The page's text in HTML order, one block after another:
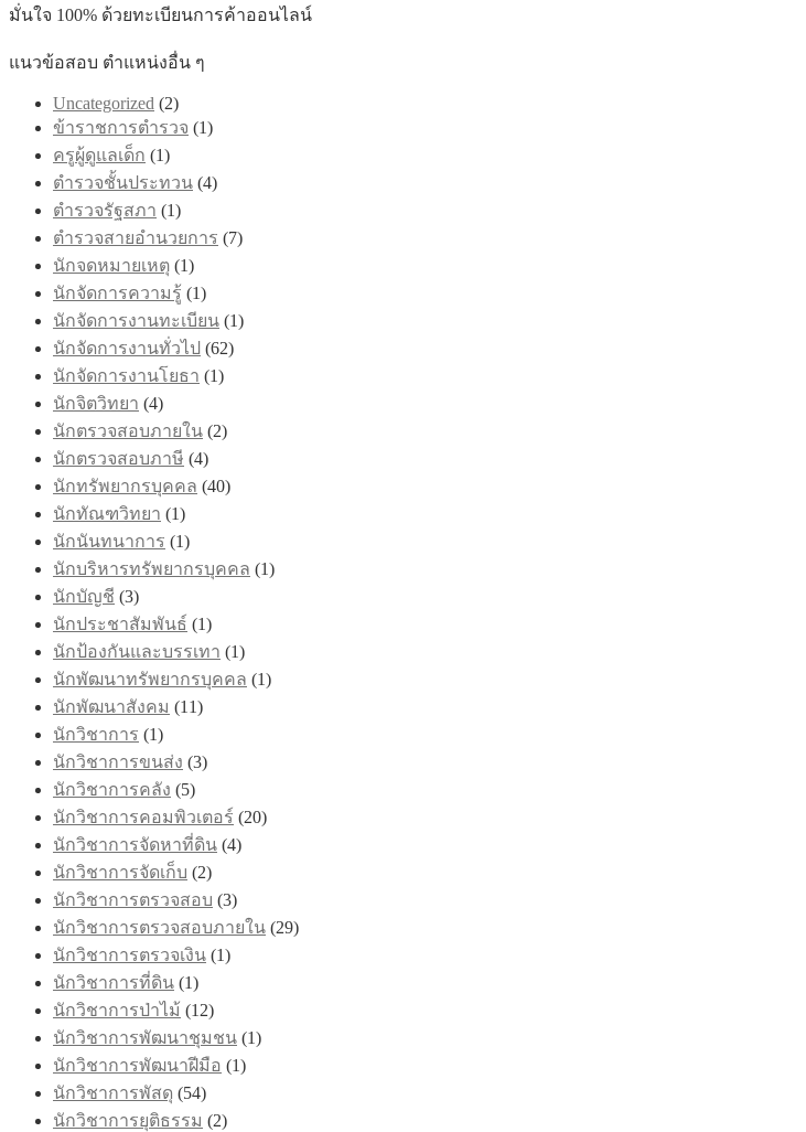
latest
มั่นใจ 100% ด้วยทะเบียนการค้าออนไลน์
แนวข้อสอบ ตำแหน่งอื่น ๆ
Uncategorized (2)
ข้าราชการตำรวจ (1)
ครูผู้ดูแลเด็ก (1)
ตำรวจชั้นประทวน (4)
ตำรวจรัฐสภา (1)
ตำรวจสายอำนวยการ (7)
นักจดหมายเหตุ (1)
นักจัดการความรู้ (1)
นักจัดการงานทะเบียน (1)
นักจัดการงานทั่วไป (62)
นักจัดการงานโยธา (1)
นักจิตวิทยา (4)
นักตรวจสอบภายใน (2)
นักตรวจสอบภาษี (4)
นักทรัพยากรบุคคล (40)
นักทัณฑวิทยา (1)
นักนันทนาการ (1)
นักบริหารทรัพยากรบุคคล (1)
นักบัญชี (3)
นักประชาสัมพันธ์ (1)
นักป้องกันและบรรเทา (1)
นักพัฒนาทรัพยากรบุคคล (1)
นักพัฒนาสังคม (11)
นักวิชาการ (1)
นักวิชาการขนส่ง (3)
นักวิชาการคลัง (5)
นักวิชาการคอมพิวเตอร์ (20)
นักวิชาการจัดหาที่ดิน (4)
นักวิชาการจัดเก็บ (2)
นักวิชาการตรวจสอบ (3)
นักวิชาการตรวจสอบภายใน (29)
นักวิชาการตรวจเงิน (1)
นักวิชาการที่ดิน (1)
นักวิชาการป่าไม้ (12)
นักวิชาการพัฒนาชุมชน (1)
นักวิชาการพัฒนาฝีมือ (1)
นักวิชาการพัสดุ (54)
นักวิชาการยุติธรรม (2)